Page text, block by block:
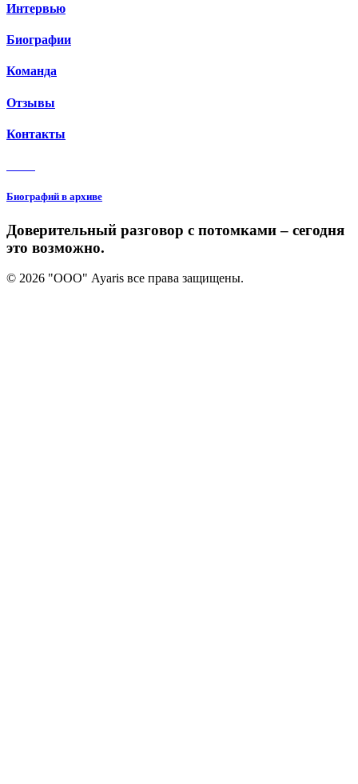
Интервью
Биографии
Команда
Отзывы
Контакты
Биографий в архиве
Доверительный разговор с потомками – сегодня
это возможно.
© 2026 "ООО" Ayaris все права защищены.